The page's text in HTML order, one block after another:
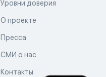
Уровни доверия
О проекте
Пресса
СМИ о нас
Контакты